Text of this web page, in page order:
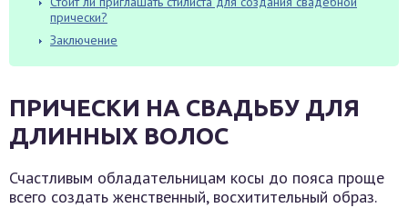
прически?
Заключение
ПРИЧЕСКИ НА СВАДЬБУ ДЛЯ
ДЛИННЫХ ВОЛОС
Счастливым обладательницам косы до пояса проще
всего создать женственный, восхитительный образ.